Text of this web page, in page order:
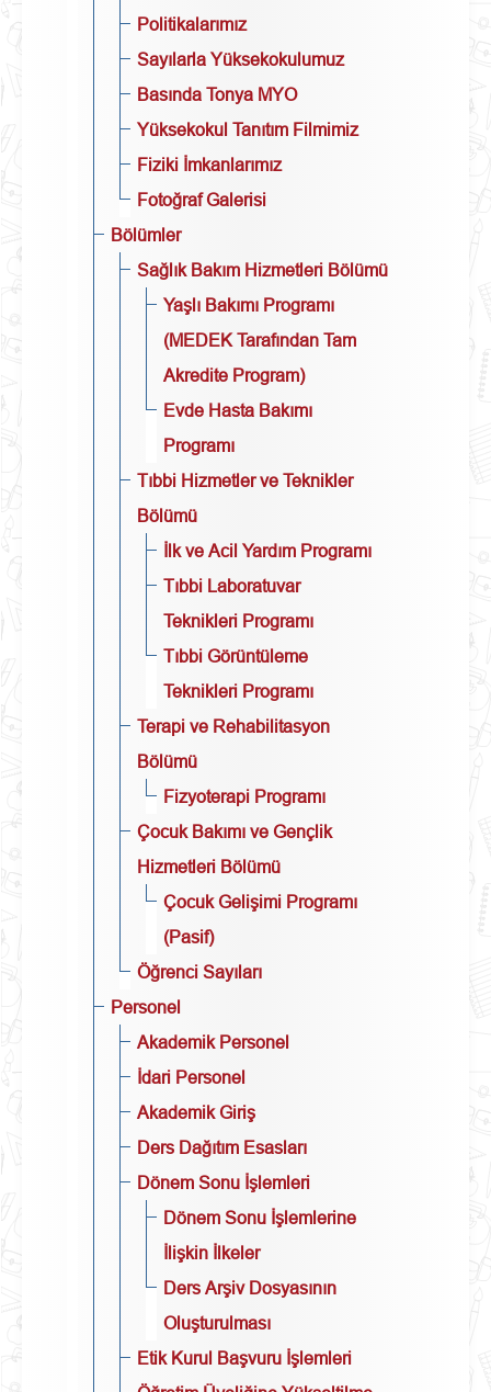
Politikalarımız
Sayılarla Yüksekokulumuz
Basında Tonya MYO
Yüksekokul Tanıtım Filmimiz
Fiziki İmkanlarımız
Fotoğraf Galerisi
Bölümler
Sağlık Bakım Hizmetleri Bölümü
Yaşlı Bakımı Programı
(MEDEK Tarafından Tam
Akredite Program)
Evde Hasta Bakımı
Programı
Tıbbi Hizmetler ve Teknikler
Bölümü
İlk ve Acil Yardım Programı
Tıbbi Laboratuvar
Teknikleri Programı
Tıbbi Görüntüleme
Teknikleri Programı
Terapi ve Rehabilitasyon
Bölümü
Fizyoterapi Programı
Çocuk Bakımı ve Gençlik
Hizmetleri Bölümü
Çocuk Gelişimi Programı
(Pasif)
Öğrenci Sayıları
Personel
Akademik Personel
İdari Personel
Akademik Giriş
Ders Dağıtım Esasları
Dönem Sonu İşlemleri
Dönem Sonu İşlemlerine
İlişkin İlkeler
Ders Arşiv Dosyasının
Oluşturulması
Etik Kurul Başvuru İşlemleri